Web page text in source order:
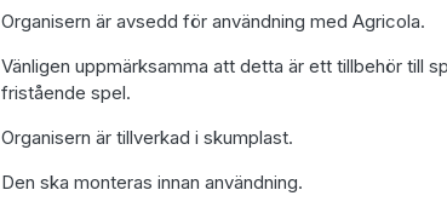
Organisern är avsedd för användning med Agricola.
Vänligen uppmärksamma att detta är ett tillbehör till
fristående spel.
Organisern är tillverkad i skumplast.
Den ska monteras innan användning.